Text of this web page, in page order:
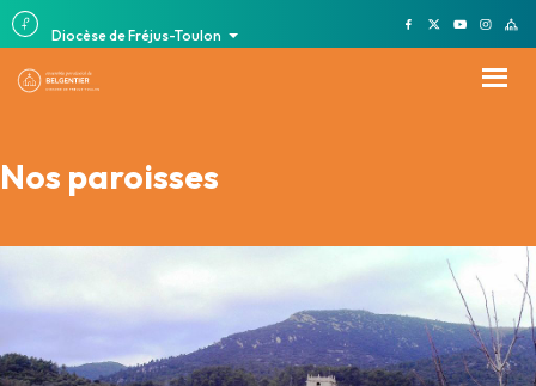
Diocèse de Fréjus-Toulon
Nos paroisses